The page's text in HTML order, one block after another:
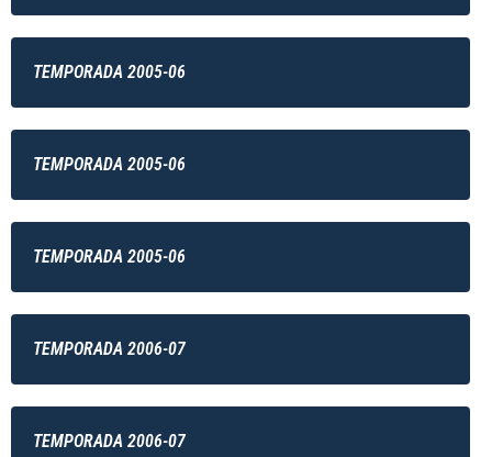
TEMPORADA 2005-06
TEMPORADA 2005-06
TEMPORADA 2005-06
TEMPORADA 2006-07
TEMPORADA 2006-07